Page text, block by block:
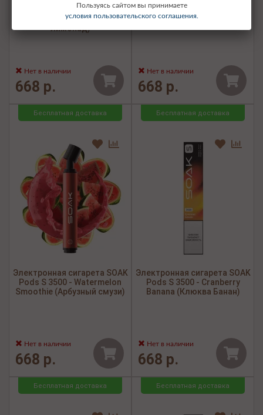
Pods S 3500 - Cactus
Limonade (Кактусовый
лимонад)
Нет в наличии
668 р.
Pods S 3500 - Jello Coke
(Мармеладная кола)
Нет в наличии
668 р.
Бесплатная доставка
Электронная сигарета SOAK
Pods S 3500 - Watermelon
Smoothie (Арбузный смузи)
Нет в наличии
668 р.
Бесплатная доставка
Электронная сигарета SOAK
Pods S 3500 - Cranberry
Banana (Клюква Банан)
Нет в наличии
668 р.
Бесплатная доставка Бесплатная доставка
Пользуясь сайтом вы принимаете
условия пользовательского соглашения.